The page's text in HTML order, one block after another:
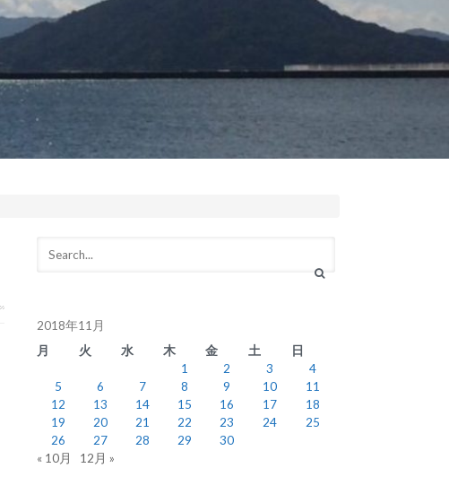
2018年11月
月
火 水 木 金 土
日
1
2 3
4
5
6 7 8 9 10
11
12
13 14 15 16 17
18
19
20 21 22 23 24
25
26
27 28 29
30
« 10月
12月 »